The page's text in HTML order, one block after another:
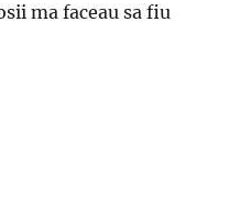
ma faceau sa fiu